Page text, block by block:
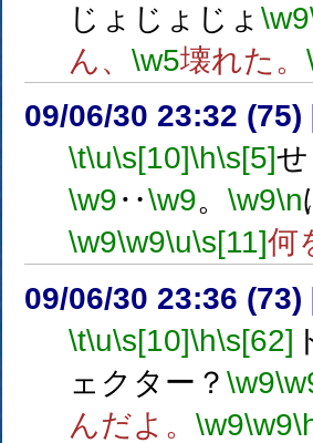
じょじょじょ \w9
ん、 \w5壊れた。
09/06/30 23:32 (75)
\t\u\s[10]\h\s[5]
\w9‥\w9。 \w9\n
\w9\w9\u\s[11]何
09/06/30 23:36 (73)
\t\u\s[10]\h\s[62]
ェクター？ \w9
んだよ。 \w9\w9